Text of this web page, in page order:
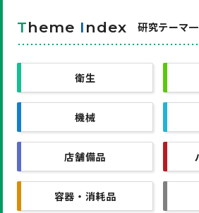
Theme I ndex 研究テーマ
衛生
機械
店舗備品
容器・消耗品